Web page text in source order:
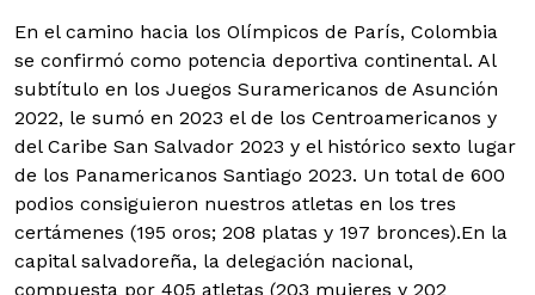
En el camino hacia los Olímpicos de París, Colombia
se confirmó como potencia deportiva continental. Al
subtítulo en los Juegos Suramericanos de Asunción
2022, le sumó en 2023 el de los Centroamericanos y
del Caribe San Salvador 2023 y el histórico sexto lugar
de los Panamericanos Santiago 2023. Un total de 600
podios consiguieron nuestros atletas en los tres
certámenes (195 oros; 208 platas y 197 bronces).En la
capital salvadoreña, la delegación nacional,
compuesta por 405 atletas (203 mujeres y 202